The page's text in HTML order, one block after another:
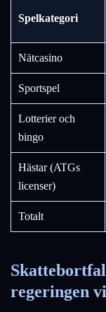
Spelkategori
Nätcasino
Sportspel
Lotterier och
bingo
Hästar (ATGs
licenser)
Totalt
regeringen